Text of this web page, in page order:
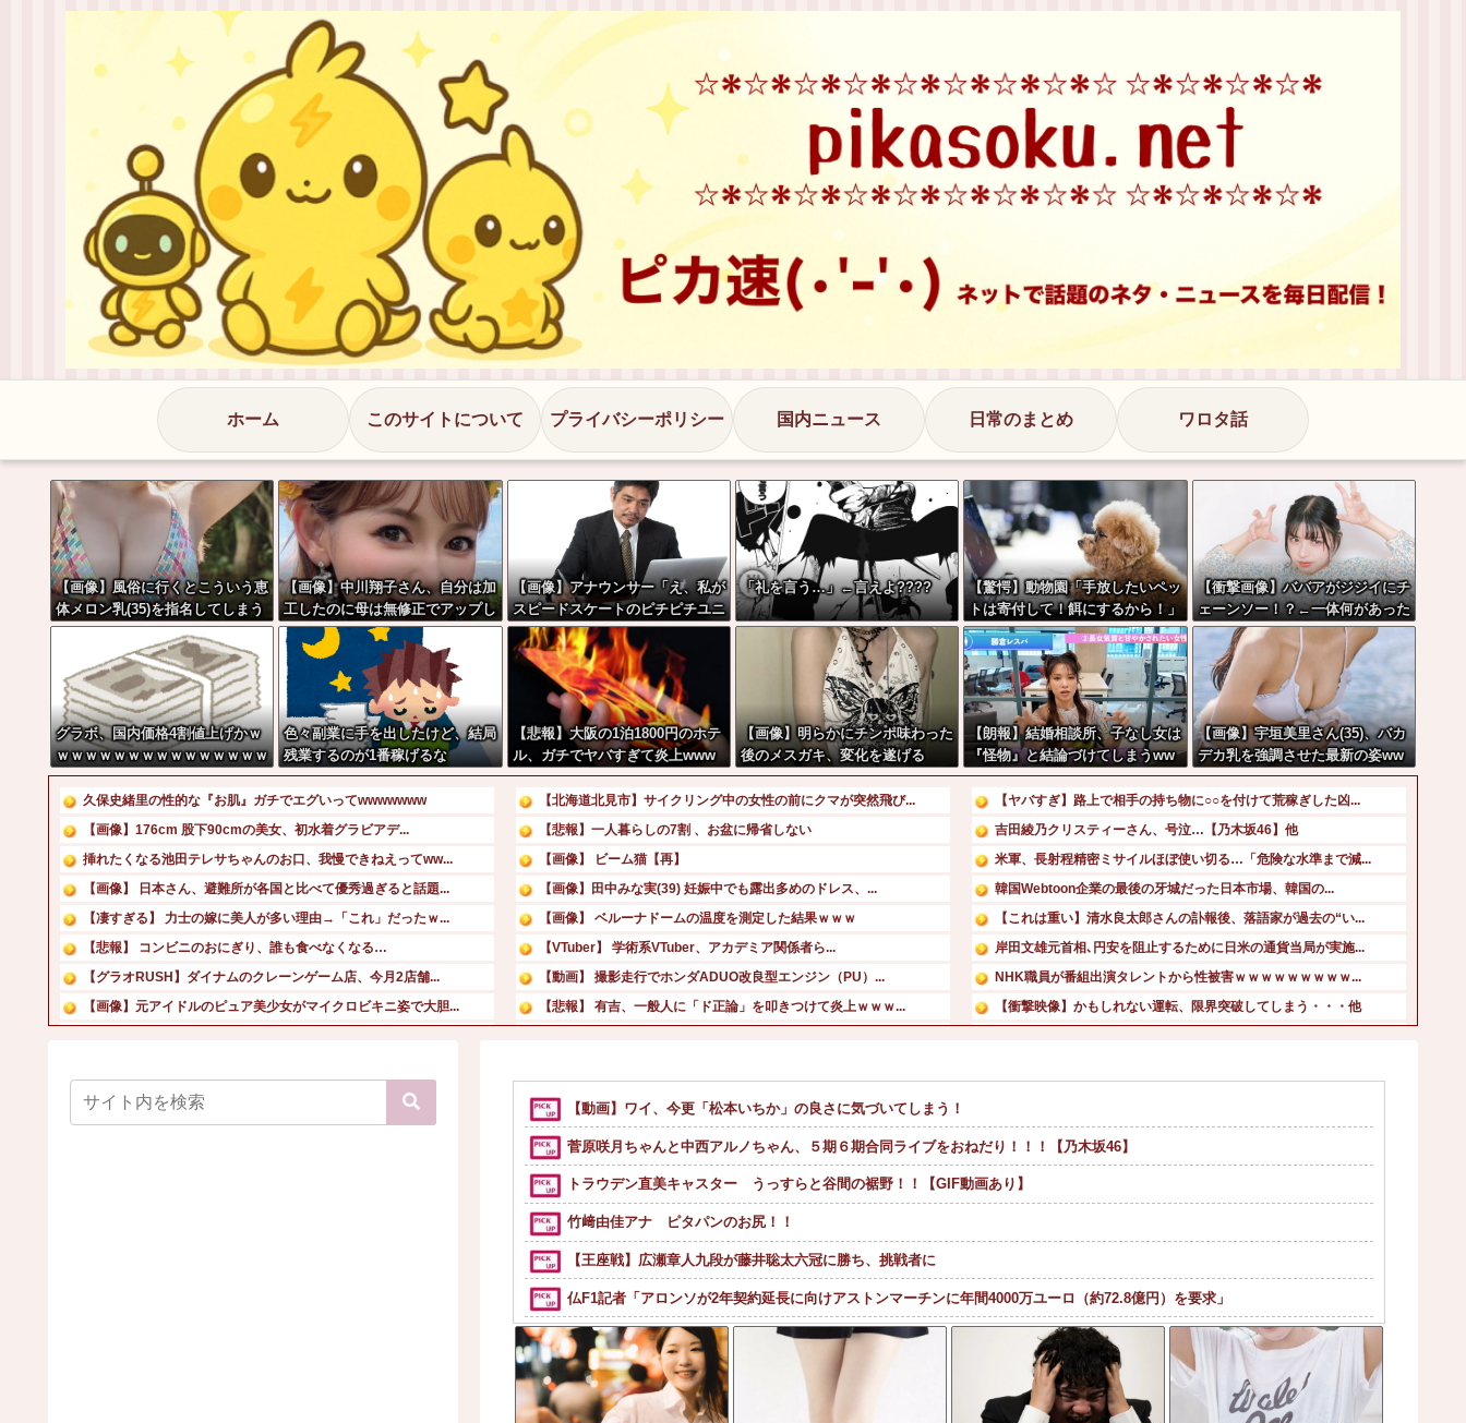
ホーム このサイトについて プライバシーポリシー 国内ニュース 日常のまとめ ワロタ話
【画像】風俗に行くとこういう恵
体メロン乳(35)を指名してしまう
奴wwwww
【画像】中川翔子さん、自分は加
工したのに母は無修正でアップし
てしまう
【画像】アナウンサー「え、私が
スピードスケートのピチピチユニ
フォーム着るんですか…？ﾑﾁ
ｨ！！」←これはお前らに刺さる
やろw w w w w w w w
「礼を言う…」←言えよ????
【驚愕】動物園「手放したいペッ
トは寄付して！餌にするから！」
←これってどうなん？w w w w
w w w w w w
【衝撃画像】ババアがジジイにチ
ェーンソー！？←一体何があった
んやコレw w w w w w w w w
グラボ、国内価格4割値上げかｗ
ｗｗｗｗｗｗｗｗｗｗｗｗｗｗｗ
色々副業に手を出したけど、結局
残業するのが1番稼げるな
【悲報】大阪の1泊1800円のホテ
ル、ガチでヤバすぎて炎上www
www
【画像】明らかにチンポ味わった
後のメスガキ、変化を遂げる
【朗報】結婚相談所、子なし女は
『怪物』と結論づけてしまうww
wwww
【画像】宇垣美里さん(35)、バカ
デカ乳を強調させた最新の姿ww
ww
久保史緒里の性的な『お肌』ガチでエグいってwwwwwww
【画像】176cm 股下90cmの美女、初水着グラビアデ...
挿れたくなる池田テレサちゃんのお口、我慢できねえってww...
【画像】 日本さん、避難所が各国と比べて優秀過ぎると話題...
【凄すぎる】 力士の嫁に美人が多い理由→「これ」だったｗ...
【悲報】 コンビニのおにぎり、誰も食べなくなる…
【グラオRUSH】ダイナムのクレーンゲーム店、今月2店舗...
【画像】元アイドルのピュア美少女がマイクロビキニ姿で大胆...
【画像】お天気お姉さん(32)、突然の妊娠発表に世間がザ...
本田望結、久しぶりにセクシーﾃﾞｶﾊﾟｲ投稿！やっぱりお...
【北海道北見市】サイクリング中の女性の前にクマが突然飛び...
【悲報】一人暮らしの7割 、お盆に帰省しない
【画像】 ビーム猫【再】
【画像】田中みな実(39) 妊娠中でも露出多めのドレス、...
【画像】 ベルーナドームの温度を測定した結果ｗｗｗ
【VTuber】 学術系VTuber、アカデミア関係者ら...
【動画】 撮影走行でホンダADUO改良型エンジン（PU）...
【悲報】 有吉、一般人に「ド正論」を叩きつけて炎上ｗｗｗ...
【画像】板野友美、ビキニ姿の谷間がたまらない
【どっちがすごい！？】声優井口裕香の最新胸の谷間強調グラ...
【ヤバすぎ】路上で相手の持ち物に○○を付けて荒稼ぎした凶...
吉田綾乃クリスティーさん、号泣…【乃木坂46】他
米軍、長射程精密ミサイルほぼ使い切る…「危険な水準まで減...
韓国Webtoon企業の最後の牙城だった日本市場、韓国の...
【これは重い】清水良太郎さんの訃報後、落語家が過去の“い...
岸田文雄元首相､円安を阻止するために日米の通貨当局が実施...
NHK職員が番組出演タレントから性被害ｗｗｗｗｗｗｗｗｗ...
【衝撃映像】かもしれない運転、限界突破してしまう・・・他
【悲報】高野連「暑熱対策で第2試合は13:30プレイボー...
【速報】日本共産党、沖縄県知事選で公職選挙法違反！！！ ...
韓国人「悲報：日本と韓国の立場が完全に逆転してしまった模...
【動画】ワイ、今更「松本いちか」の良さに気づいてしまう！
菅原咲月ちゃんと中西アルノちゃん、５期６期合同ライブをおねだり！！！【乃木坂46】
トラウデン直美キャスター うっすらと谷間の裾野！！【GIF動画あり】
竹﨑由佳アナ ピタパンのお尻！！
【王座戦】広瀬章人九段が藤井聡太六冠に勝ち、挑戦者に
仏F1記者「アロンソが2年契約延長に向けアストンマーチンに年間4000万ユーロ（約72.8億円）を要求」
野獣先輩が見つからないのは整形して別人の顔になっているから←これ
【画像】ぼうけつ「えっ、私だけ横を向いて写真撮るんですか？！」→結果w w w w w w w w
【画像】アナウンサー「え、私がスピードスケートのピチピチユニフォーム着るんですか…？ﾑﾁｨ！！」←これはお...